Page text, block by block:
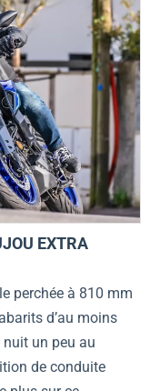
EXTRA
perchée à 810 mm
d’au moins
nuit un peu au
de conduite